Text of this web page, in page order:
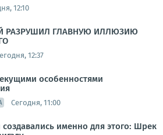
12:10
РАЗРУШИЛ ГЛАВНУЮ ИЛЛЮЗИЮ
12:37
особенностями
Сегодня, 11:00
создавались именно для этого: Шрек